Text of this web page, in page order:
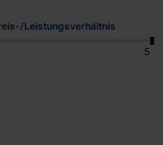
Leistungsverhältnis
5